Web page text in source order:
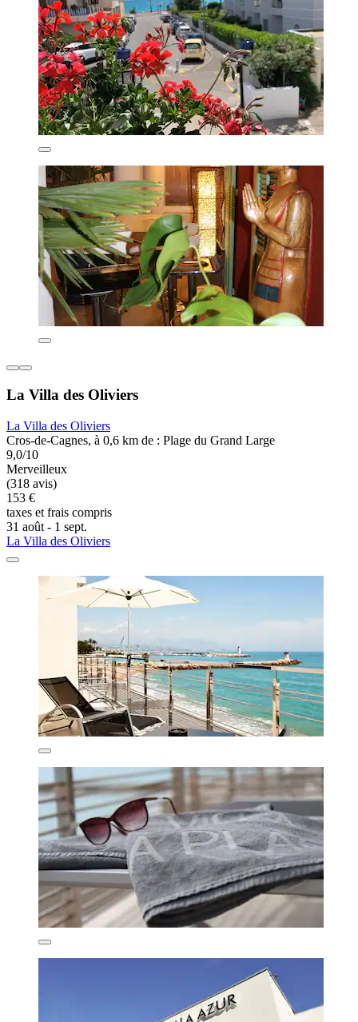
La Villa des Oliviers
La Villa des Oliviers
Cros-de-Cagnes, à 0,6 km de : Plage du Grand Large
9,0/10
Merveilleux
(318 avis)
153 €
taxes et frais compris
31 août - 1 sept.
La Villa des Oliviers